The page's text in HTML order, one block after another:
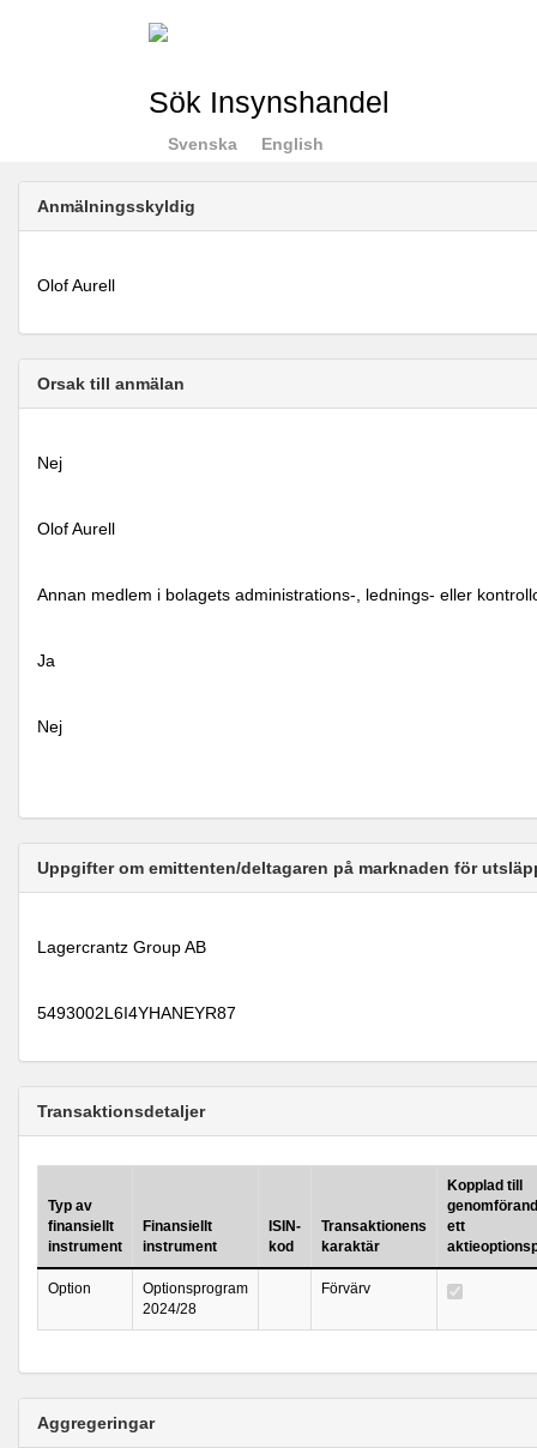
Sök Insynshandel
Svenska English
Anmälningsskyldig
Olof Aurell
Orsak till anmälan
Nej
Olof Aurell
Annan medlem i bolagets administrations-, lednings- eller
Ja
Nej
Uppgifter om emittenten/deltagaren på marknaden för
Lagercrantz Group AB
5493002L6I4YHANEYR87
Transaktionsdetaljer
Typ av
finansiellt
instrument
Finansiellt
instrument
ISIN-
kod
Transaktionens
karaktär
Kopplad till
ett
Option
Optionsprogram
2024/28
Förvärv
Aggregeringar